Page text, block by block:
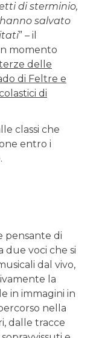
di sterminio,
salvato
” – il
momento
delle
di Feltre e
di
classi che
entro i
pensante di
due voci che si
dal vivo,
la
in immagini in
nella
dalle tracce